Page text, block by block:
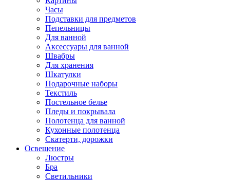
Часы
Подставки для предметов
Пепельницы
Для ванной
Аксессуары для ванной
Швабры
Для хранения
Шкатулки
Подарочные наборы
Текстиль
Постельное белье
Пледы и покрывала
Полотенца для ванной
Кухонные полотенца
Скатерти, дорожки
Освещение
Люстры
Бра
Светильники